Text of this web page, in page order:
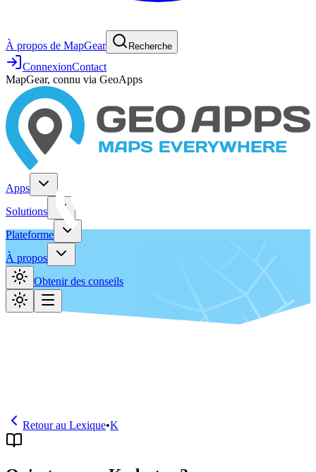
À propos de MapGear Recherche
ConnexionContact
MapGear, connu via GeoApps
Apps
Solutions
Plateforme
À propos
Obtenir des conseils
Retour au Lexique•K